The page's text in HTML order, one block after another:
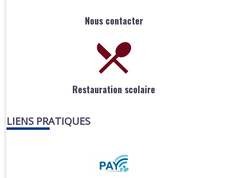
Nous contacter
Restauration scolaire
LIENS PRATIQUES